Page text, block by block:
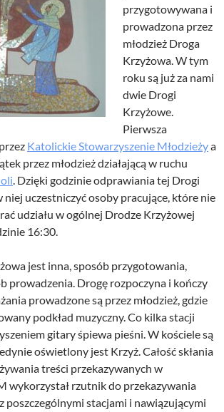
przygotowywana i
prowadzona przez
młodzież Droga
Krzyżowa. W tym
roku są już za nami
dwie Drogi
Krzyżowe.
Pierwsza
Katolickie Stowarzyszenie Młodzieżya
przez młodzież działającą w ruchu
. Dzięki godzinie odprawiania tej Drogi
niej uczestniczyć osoby pracujące, które nie
udziału w ogólnej Drodze Krzyżowej
16:30.
jest inna, sposób przygotowania,
prowadzenia. Drogę rozpoczyna i kończy
prowadzone są przez młodzież, gdzie
podkład muzyczny. Co kilka stacji
gitary śpiewa pieśni. W kościele są
oświetlony jest Krzyż. Całość skłania
treści przekazywanych w
wykorzystał rzutnik do przekazywania
poszczególnymi stacjami i nawiązującymi